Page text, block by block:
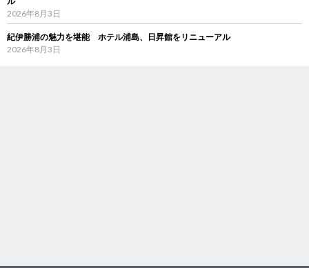
2026年8月3日
紀伊勝浦の魅力を堪能 ホテル浦島、日昇館をリニューアル
2026年8月3日